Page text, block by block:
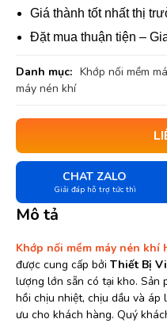
Giá thành tốt nhất thị
Đặt mua thuận tiện –
Danh mục: Khớp nối mềm
máy nén khí
CHAT ZALO
Giải đáp hỗ trợ tức thì
Mô tả
Khớp nối mềm máy nén khí
được cung cấp bởi Thiết Bị
lượng lớn sẵn có tại kho. Sản
hồi chịu nhiệt, chịu dầu và áp
ưu cho khách hàng. Quý